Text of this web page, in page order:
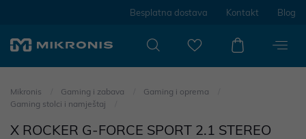
Besplatna dostava Kontakt Blog
Mikronis Gaming i zabava
Gaming i oprema
Gaming stolci i namještaj
X ROCKER G-FORCE SPORT 2.1 STEREO